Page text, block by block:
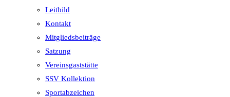
Leitbild
Kontakt
Mitgliedsbeiträge
Satzung
Vereinsgaststätte
SSV Kollektion
Sportabzeichen